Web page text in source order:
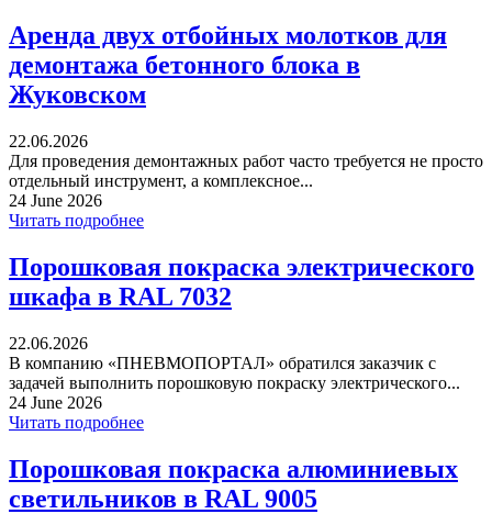
Аренда двух отбойных молотков для
демонтажа бетонного блока в
Жуковском
22.06.2026
Для проведения демонтажных работ часто требуется не просто
отдельный инструмент, а комплексное...
24 June 2026
Читать подробнее
Порошковая покраска электрического
шкафа в RAL 7032
22.06.2026
В компанию «ПНЕВМОПОРТАЛ» обратился заказчик с
задачей выполнить порошковую покраску электрического...
24 June 2026
Читать подробнее
Порошковая покраска алюминиевых
светильников в RAL 9005